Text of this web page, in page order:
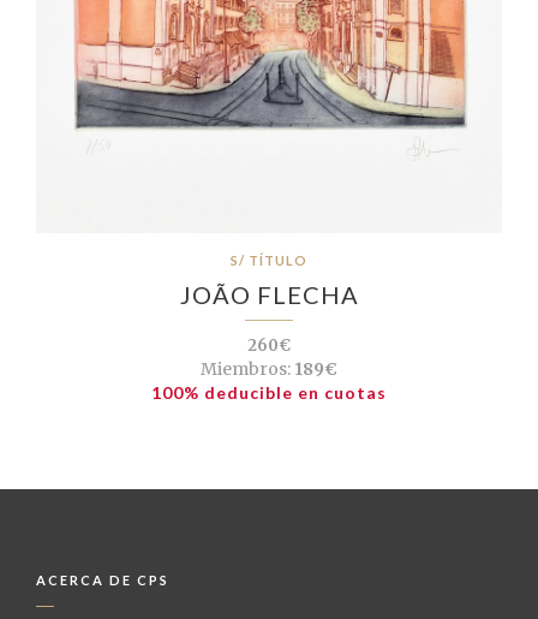
S/ TÍTULO
JOÃO FLECHA
260€
Miembros: 189€
100% deducible en cuotas
ACERCA DE CPS